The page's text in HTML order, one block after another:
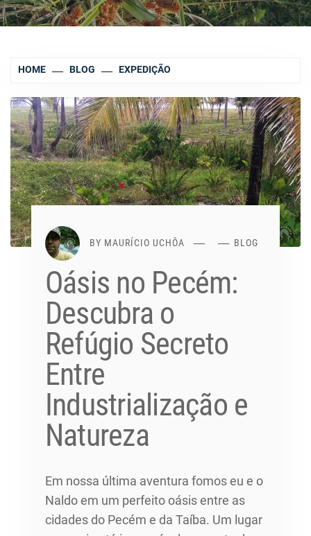
HOME BLOG EXPEDIÇÃO
BY MAURÍCIO UCHÔA BLOG
Oásis no Pecém:
Descubra o
Refúgio Secreto
Entre
Industrialização e
Natureza
Em nossa última aventura fomos eu e o
Naldo em um perfeito oásis entre as
cidades do Pecém e da Taíba. Um lugar